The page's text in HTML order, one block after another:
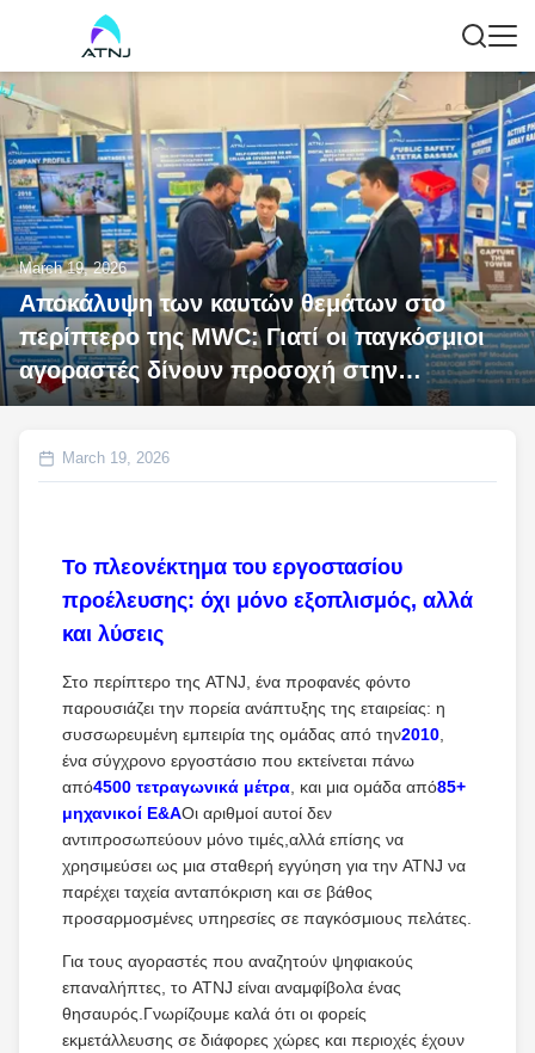
March 19, 2026
Αποκάλυψη των καυτών θεμάτων στο
περίπτερο της MWC: Γιατί οι παγκόσμιοι
αγοραστές δίνουν προσοχή στην
"Τεχνολογία SDR" της ATNJ
March 19, 2026
Το πλεονέκτημα του εργοστασίου
προέλευσης: όχι μόνο εξοπλισμός, αλλά
και λύσεις
Στο περίπτερο της ATNJ, ένα προφανές φόντο
παρουσιάζει την πορεία ανάπτυξης της εταιρείας: η
συσσωρευμένη εμπειρία της ομάδας από την2010
ένα σύγχρονο εργοστάσιο που εκτείνεται πάνω
από4500 τετραγωνικά μέτρα , και μια ομάδα από85+
μηχανικοί Ε&ΑΟι αριθμοί αυτοί δεν
αντιπροσωπεύουν μόνο τιμές,αλλά επίσης να
χρησιμεύσει ως μια σταθερή εγγύηση για την ATNJ να
παρέχει ταχεία ανταπόκριση και σε βάθος
προσαρμοσμένες υπηρεσίες σε παγκόσμιους πελάτες.
Για τους αγοραστές που αναζητούν ψηφιακούς
επαναλήπτες, το ATNJ είναι αναμφίβολα ένας
θησαυρός.Γνωρίζουμε καλά ότι οι φορείς
εκμετάλλευσης σε διάφορες χώρες και περιοχές έχουν